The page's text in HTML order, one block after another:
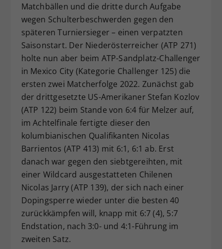
Matchbällen und die dritte durch Aufgabe
wegen Schulterbeschwerden gegen den
späteren Turniersieger – einen verpatzten
Saisonstart. Der Niederösterreicher (ATP 271)
holte nun aber beim ATP-Sandplatz-Challenger
in Mexico City (Kategorie Challenger 125) die
ersten zwei Matcherfolge 2022. Zunächst gab
der drittgesetzte US-Amerikaner Stefan Kozlov
(ATP 122) beim Stande von 6:4 für Melzer auf,
im Achtelfinale fertigte dieser den
kolumbianischen Qualifikanten Nicolas
Barrientos (ATP 413) mit 6:1, 6:1 ab. Erst
danach war gegen den siebtgereihten, mit
einer Wildcard ausgestatteten Chilenen
Nicolas Jarry (ATP 139), der sich nach einer
Dopingsperre wieder unter die besten 40
zurückkämpfen will, knapp mit 6:7 (4), 5:7
Endstation, nach 3:0- und 4:1-Führung im
zweiten Satz.